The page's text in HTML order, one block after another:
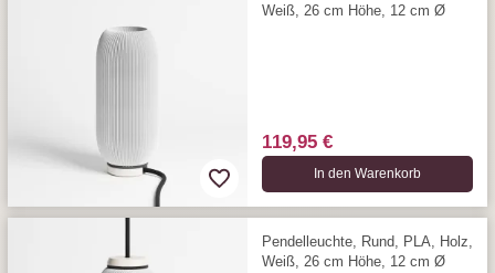
Weiß, 26 cm Höhe, 12 cm Ø
119,95 €
In den Warenkorb
Pendelleuchte, Rund, PLA, Holz,
Weiß, 26 cm Höhe, 12 cm Ø